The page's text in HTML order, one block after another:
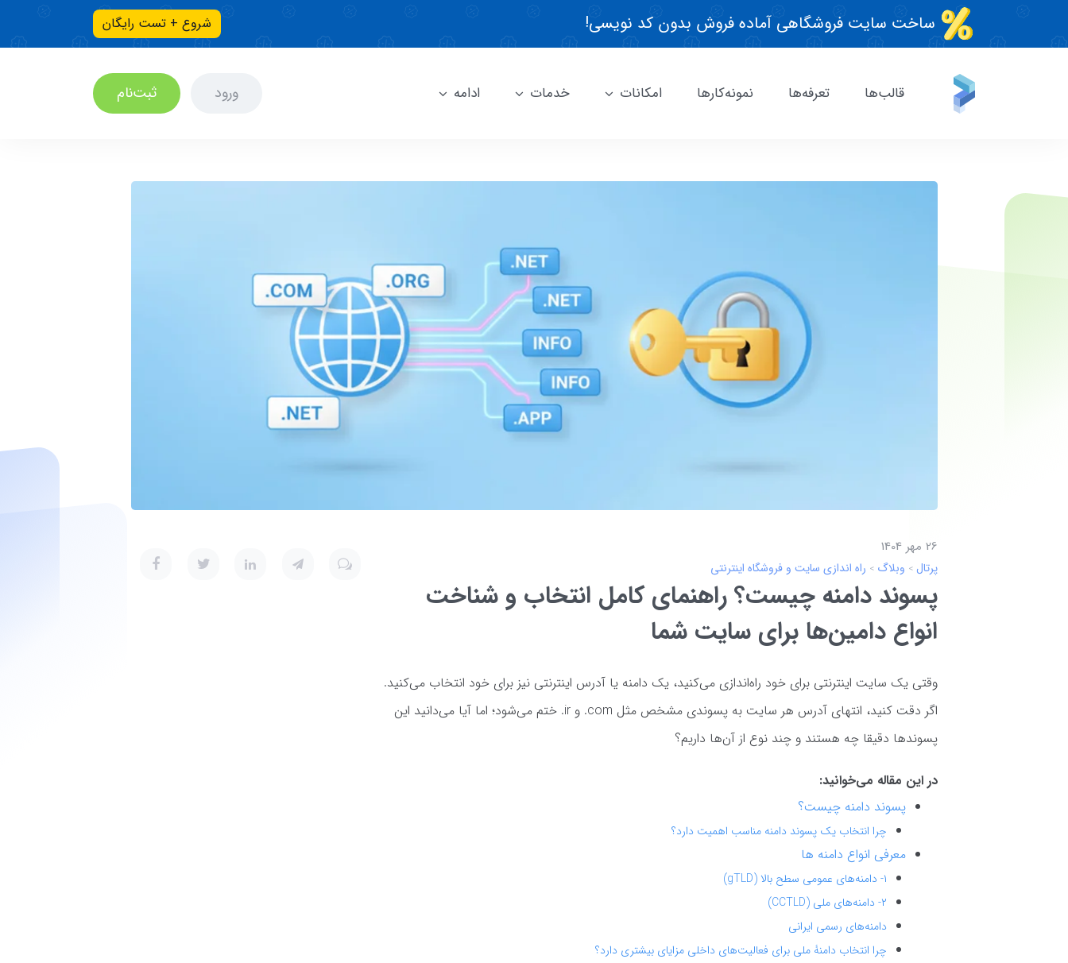
ساخت سایت فروشگاهی آماده فروش بدون کد نویسی! شروع + تست رایگان
قالب‌ها تعرفه‌ها نمونه‌کارها امکانات خدمات ادامه ورود ثبت‌نام
26 مهر 1404
پرتال وبلاگ راه اندازی سایت و فروشگاه اینترنتی
پسوند دامنه چیست؟ راهنمای کامل انتخاب و شناخت
انواع دامین‌ها برای سایت شما
وقتی یک سایت اینترنتی برای خود راه‌اندازی می‌کنید، یک دامنه یا آدرس اینترنتی نیز برای خود انتخاب می‌‌کنید.
اگر دقت کنید، انتهای آدرس هر سایت به پسوندی مشخص مثل com. و ir. ختم می‌شود؛ اما آیا می‌دانید این
پسوندها دقیقا چه هستند و چند نوع از آن‌ها داریم؟
در این مقاله می‌خوانید:
پسوند دامنه چیست؟
چرا انتخاب یک پسوند دامنه مناسب اهمیت دارد؟
معرفی انواع دامنه ها
۱- دامنه‌های عمومی سطح بالا (gTLD)
۲- دامنه‌های ملی (CCTLD)
دامنه‌های رسمی ایرانی
چرا انتخاب دامنۀ ملی برای فعالیت‌های داخلی مزایای بیشتری دارد؟